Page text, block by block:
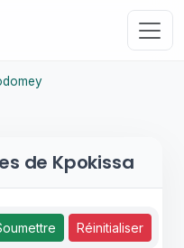
de Kpokissa
Réinitialiser